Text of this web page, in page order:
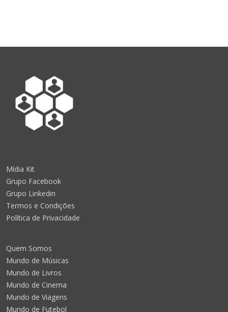
Mídia Kit
Grupo Facebook
Grupo Linkedin
Termos e Condições
Política de Privacidade
Quem Somos
Mundo de Músicas
Mundo de Livros
Mundo de Cinema
Mundo de Viagens
Mundo de Futebol